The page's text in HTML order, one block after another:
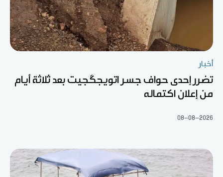
أخبار
تضرر إحدى حواف جسر اتويجگجيت بعد ثلاثة أيام
من إعلان اكتماله
08-08-2026